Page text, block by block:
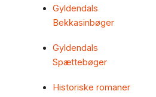
Gyldendals
Bekkasinbøger
Gyldendals
Spættebøger
Historiske romaner